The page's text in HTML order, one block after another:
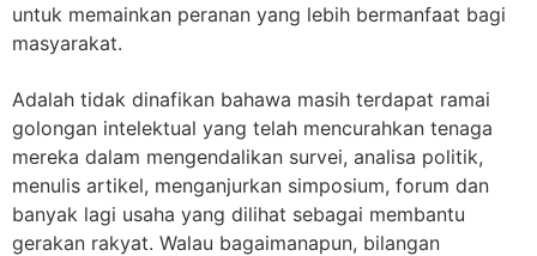
untuk memainkan peranan yang lebih bermanfaat bagi
masyarakat.
Adalah tidak dinafikan bahawa masih terdapat ramai
golongan intelektual yang telah mencurahkan tenaga
mereka dalam mengendalikan survei, analisa politik,
menulis artikel, menganjurkan simposium, forum dan
banyak lagi usaha yang dilihat sebagai membantu
gerakan rakyat. Walau bagaimanapun, bilangan